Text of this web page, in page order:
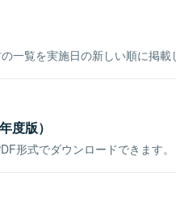
一覧を実施日の新しい順に掲載
度版）
形式でダウンロードできます。